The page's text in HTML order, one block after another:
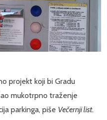
projekt koji bi Gradu
mukotrpno traženje
parkinga, piše Večernji list.